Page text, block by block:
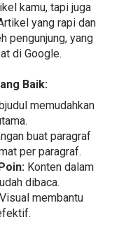
kamu, tapi juga
yang rapi dan
pengunjung, yang
di Google.
Baik:
memudahkan
buat paragraf
per paragraf.
Konten dalam
dibaca.
Visual membantu